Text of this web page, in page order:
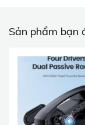
Sản phẩm bạn